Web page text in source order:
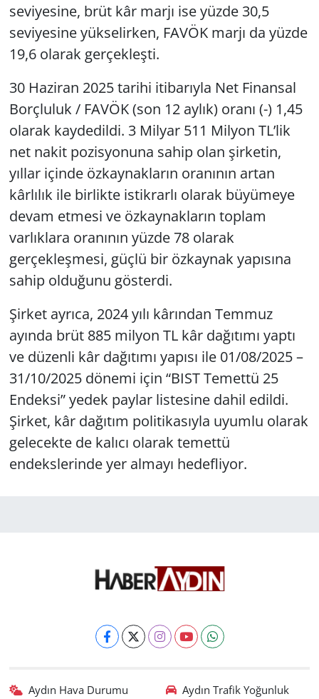
seviyesine, brüt kâr marjı ise yüzde 30,5
seviyesine yükselirken, FAVÖK marjı da yüzde
19,6 olarak gerçekleşti.
30 Haziran 2025 tarihi itibarıyla Net Finansal
Borçluluk / FAVÖK (son 12 aylık) oranı (-) 1,45
olarak kaydedildi. 3 Milyar 511 Milyon TL’lik
net nakit pozisyonuna sahip olan şirketin,
yıllar içinde özkaynakların oranının artan
kârlılık ile birlikte istikrarlı olarak büyümeye
devam etmesi ve özkaynakların toplam
varlıklara oranının yüzde 78 olarak
gerçekleşmesi, güçlü bir özkaynak yapısına
sahip olduğunu gösterdi.
Şirket ayrıca, 2024 yılı kârından Temmuz
ayında brüt 885 milyon TL kâr dağıtımı yaptı
ve düzenli kâr dağıtımı yapısı ile 01/08/2025 –
31/10/2025 dönemi için “BIST Temettü 25
Endeksi” yedek paylar listesine dahil edildi.
Şirket, kâr dağıtım politikasıyla uyumlu olarak
gelecekte de kalıcı olarak temettü
endekslerinde yer almayı hedefliyor.
Aydın Hava Durumu
Aydın Trafik Yoğunluk